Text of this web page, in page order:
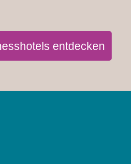
entdecken